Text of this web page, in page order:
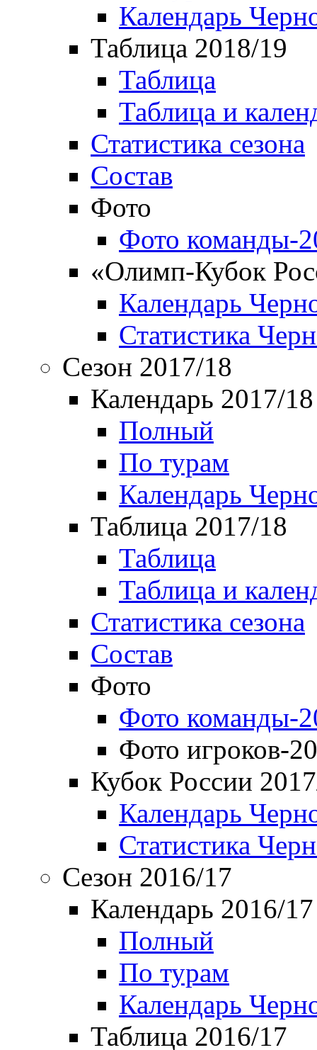
Календарь
Таблица 2018/19
Таблица
Таблица и
Статистика сезона
Состав
Фото
Фото команды-
«Олимп-Кубок
Календарь
Статистика
Сезон 2017/18
Календарь 2017/18
Полный
По турам
Календарь
Таблица 2017/18
Таблица
Таблица и
Статистика сезона
Состав
Фото
Фото команды-
Фото игроков-
Кубок России
Календарь
Статистика
Сезон 2016/17
Календарь 2016/17
Полный
По турам
Календарь
Таблица 2016/17